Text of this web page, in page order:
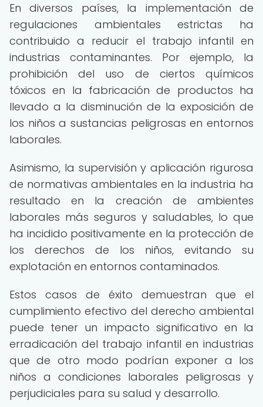
En diversos países, la implementación de
regulaciones ambientales estrictas ha
contribuido a reducir el trabajo infantil en
industrias contaminantes. Por ejemplo, la
prohibición del uso de ciertos químicos
tóxicos en la fabricación de productos ha
llevado a la disminución de la exposición de
los niños a sustancias peligrosas en entornos
laborales.
Asimismo, la supervisión y aplicación rigurosa
de normativas ambientales en la industria ha
resultado en la creación de ambientes
laborales más seguros y saludables, lo que
ha incidido positivamente en la protección de
los derechos de los niños, evitando su
explotación en entornos contaminados.
Estos casos de éxito demuestran que el
cumplimiento efectivo del derecho ambiental
puede tener un impacto significativo en la
erradicación del trabajo infantil en industrias
que de otro modo podrían exponer a los
niños a condiciones laborales peligrosas y
perjudiciales para su salud y desarrollo.